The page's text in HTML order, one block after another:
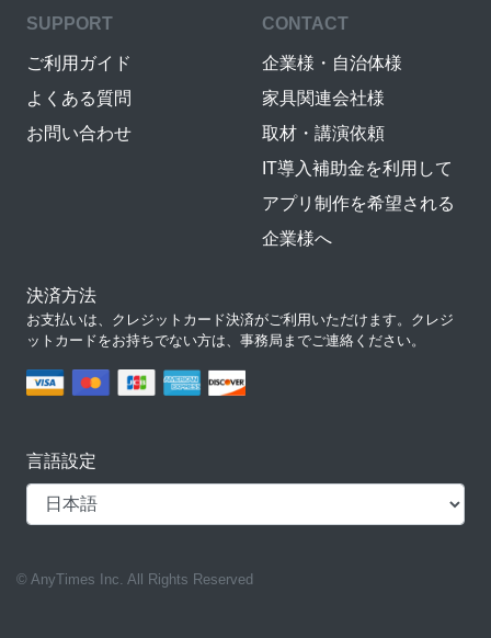
SUPPORT
ご利用ガイド
よくある質問
お問い合わせ
CONTACT
企業様・自治体様
家具関連会社様
取材・講演依頼
IT導入補助金を利用して
アプリ制作を希望される
企業様へ
決済方法
お支払いは、クレジットカード決済がご利用いただけます。クレジ
ットカードをお持ちでない方は、事務局までご連絡ください。
言語設定
© AnyTimes Inc. All Rights Reserved